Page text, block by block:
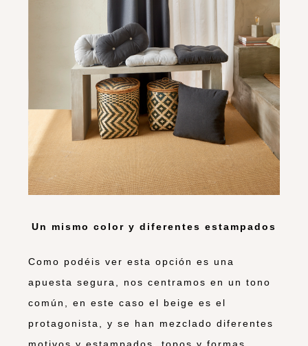
Un mismo color y diferentes estampados
Como podéis ver esta opción es una
apuesta segura, nos centramos en un tono
común, en este caso el beige es el
protagonista, y se han mezclado diferentes
motivos y estampados, topos y formas